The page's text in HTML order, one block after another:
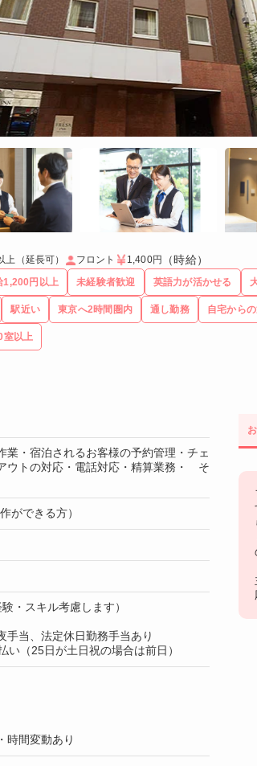
（延長可） フロント 1,400円 （時給）
1,200円以上 未経験者歓迎 英語力が活かせる
駅近い 東京へ2時間圏内 通し勤務 自宅から
室以上
業・宿泊されるお客様の予約管理・チェ
ウトの対応・電話対応・精算業務・ そ
ができる方）
・スキル考慮します）
手当、法定休日勤務手当あり
（25日が土日祝の場合は前日）
間変動あり